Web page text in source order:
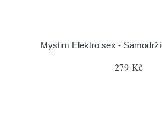
Mystim Elektro sex -
279 Kč